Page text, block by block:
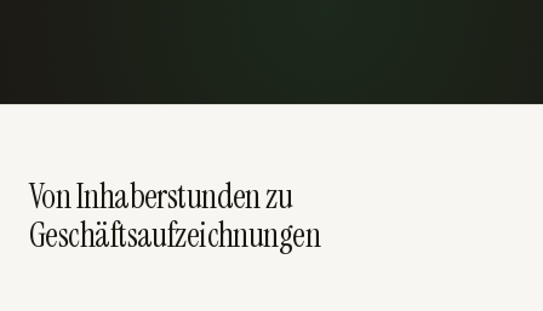
Von Inhaberstunden zu
Geschäftsaufzeichnungen